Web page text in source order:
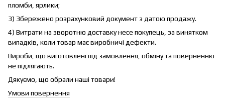
пломби, ярлики;
3) Збережено розрахунковий документ з датою продажу.
4) Витрати на зворотню доставку несе покупець, за винятком
випадків, коли товар має виробничі дефекти.
Вироби, що виготовлені під замовлення, обміну та поверненню
не підлягають.
Дякуємо, що обрали наші товари!
Умови повернення